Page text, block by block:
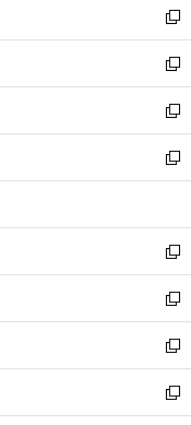
く
で
開
く
ド
ウ
で
開
く
ィ
ン
ド
ウ
で
開
く
い
ウ
ィ
ン
ド
ウ
で
開
新
し
い
ウ
ィ
ン
ド
ウ
開
く
新
し
い
ウ
ィ
ン
ウ
で
開
く
新
し
い
ウ
ン
ド
ウ
で
開
く
新
し
ウ
ィ
ン
ド
ウ
で
開
く
新
し
い
ウ
ィ
ン
ド
ウ
新
し
い
ウ
ィ
ン
新
し
い
ウ
新
し